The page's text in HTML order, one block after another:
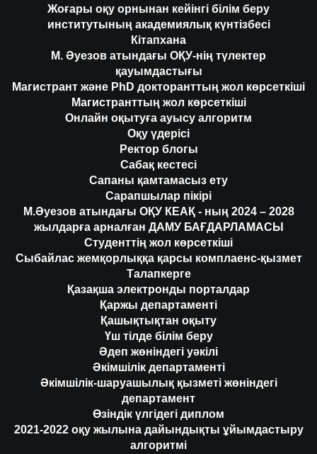
Жоғары оқу орнынан кейінгі білім беру
институтының академиялық күнтізбесі
Кітапхана
М. Әуезов атындағы ОҚУ-нің түлектер
қауымдастығы
Магистрант және PhD докторанттың жол көрсеткіші
Магистранттың жол көрсеткіші
Онлайн оқытуға ауысу алгоритм
Оқу үдерісі
Ректор блогы
Сабақ кестесі
Сапаны қамтамасыз ету
Сарапшылар пікірі
М.Әуезов атындағы ОҚУ КЕАҚ - ның 2024 – 2028
жылдарға арналған ДАМУ БАҒДАРЛАМАСЫ
Студенттің жол көрсеткіші
Сыбайлас жемқорлыққа қарсы комплаенс-қызмет
Талапкерге
Қазақша электронды порталдар
Қаржы департаменті
Қашықтықтан оқыту
Үш тілде білім беру
Әдеп жөніндегі уәкілі
Әкімшілік департаменті
Әкімшілік-шаруашылық қызметі жөніндегі
департамент
Өзіндік үлгідегі диплом
2021-2022 оқу жылына дайындықты ұйымдастыру
алгоритмі